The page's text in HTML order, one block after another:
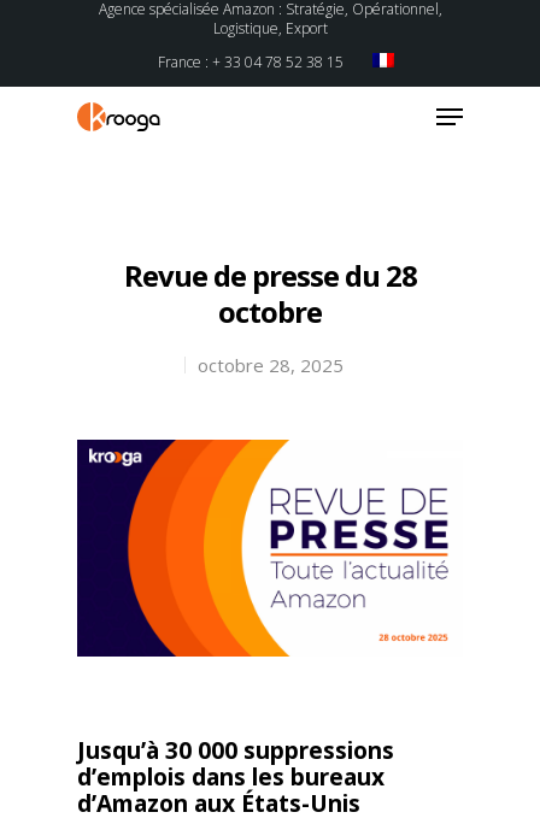
Agence spécialisée Amazon : Stratégie, Opérationnel,
Logistique, Export
France : + 33 04 78 52 38 15
Revue de presse du 28
octobre
octobre 28, 2025
Jusqu’à 30 000 suppressions
d’emplois dans les bureaux
d’Amazon aux États-Unis